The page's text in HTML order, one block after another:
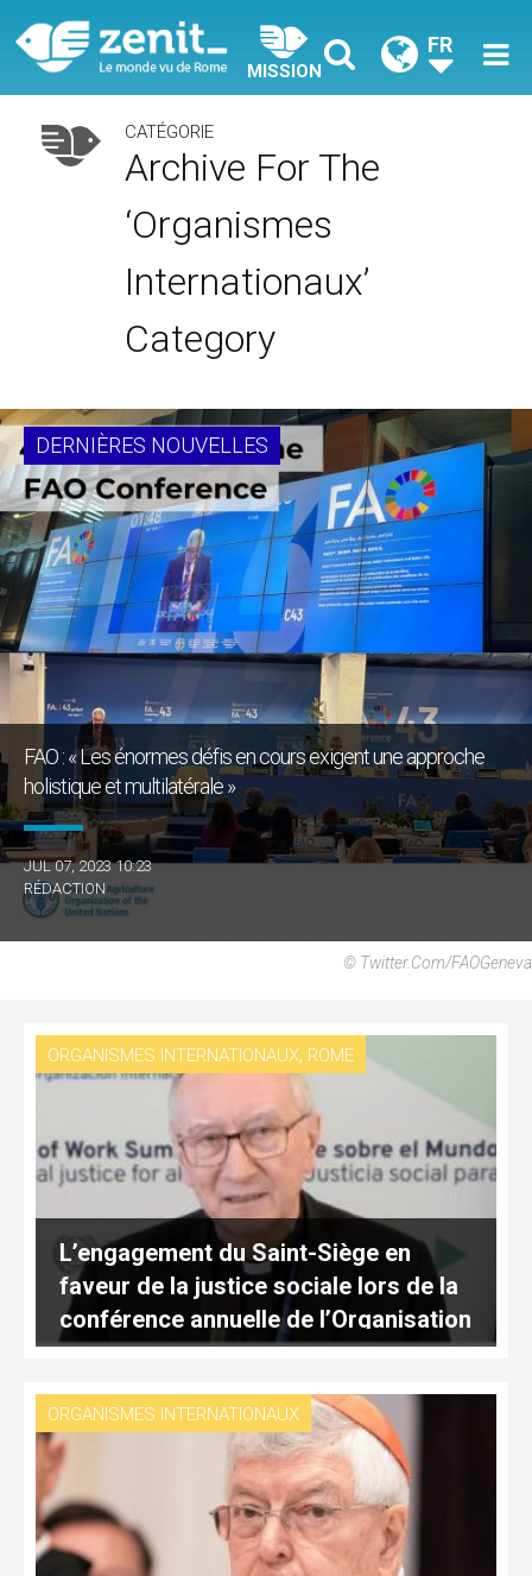
MISSION
FR
CATÉGORIE
Archive For The
‘Organismes
Internationaux’
Category
DERNIÈRES NOUVELLES
FAO : « Les énormes défis en cours exigent une approche
holistique et multilatérale »
JUL 07, 2023 10:23
RÉDACTION
© Twitter.com/FAOGeneva
ORGANISMES INTERNATIONAUX, ROME
L’engagement du Saint-Siège en
faveur de la justice sociale lors de la
conférence annuelle de l’Organisation
internationale du travail
ORGANISMES INTERNATIONAUX